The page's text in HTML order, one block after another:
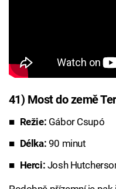
41) Most do země
Režie: Gábor Csupó
Délka: 90 minut
Herci: Josh